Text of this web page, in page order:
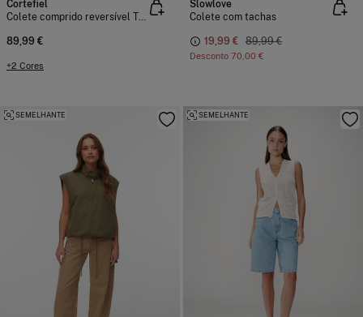
Cortefiel
Colete comprido reversível THERMOLITE®
89,99 €
+2 Cores
Slowlove
Colete com tachas
19,99 € 89,99 €
Desconto 70,00 €
SEMELHANTE SEMELHANTE